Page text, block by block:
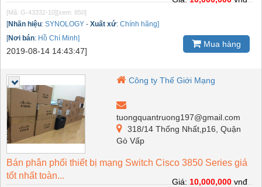
[Mã: G-43332-10] [xem: 850]
[Nhãn hiệu: SYNOLOGY - Xuất xứ: Chính hãng]
[Nơi bán: Hồ Chí Minh]
2019-08-14 14:43:47]
Mua hàng
Công ty Thế Giới Mạng
tuongquantruong197@gmail.com
318/14 Thống Nhất,p16, Quận
Gò Vấp
Bán phân phối thiết bị mạng Switch Cisco 3850 Series giá
tốt nhất toàn...
Giá:10,000,000vnđ